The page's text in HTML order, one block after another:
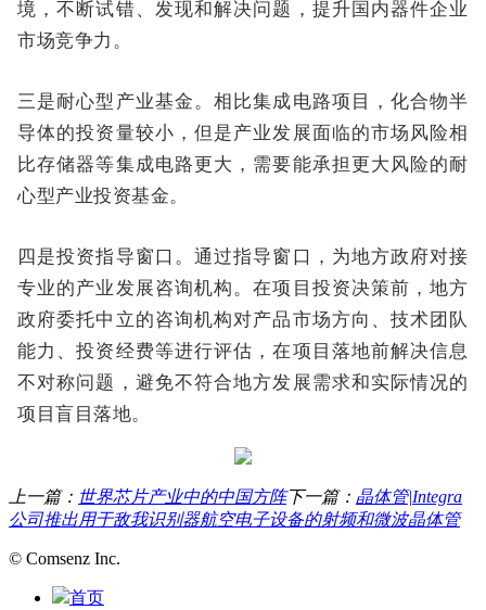
境，不断试错、发现和解决问题，提升国内器件企业
市场竞争力。
三是耐心型产业基金。相比集成电路项目，化合物半
导体的投资量较小，但是产业发展面临的市场风险相
比存储器等集成电路更大，需要能承担更大风险的耐
心型产业投资基金。
四是投资指导窗口。通过指导窗口，为地方政府对接
专业的产业发展咨询机构。在项目投资决策前，地方
政府委托中立的咨询机构对产品市场方向、技术团队
能力、投资经费等进行评估，在项目落地前解决信息
不对称问题，避免不符合地方发展需求和实际情况的
项目盲目落地。
上一篇： 世界芯片产业中的中国方阵下一篇： 晶体管|Integra
公司推出用于敌我识别器航空电子设备的射频和微波晶体管
© Comsenz Inc.
首页